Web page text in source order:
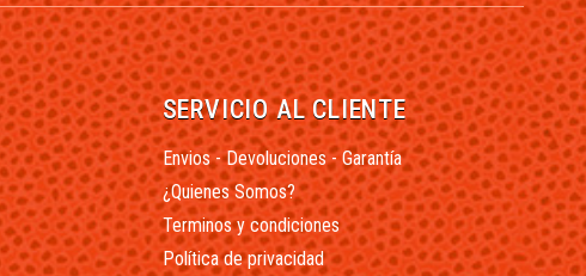
SERVICIO AL CLIENTE
Envios - Devoluciones - Garantía
¿Quienes Somos?
Terminos y condiciones
Política de privacidad